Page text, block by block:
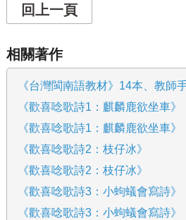
回上一頁
相關著作
《台灣閩南語教材》14本、教師
《歡喜唸歌詩1：麒麟鹿欲坐車》
《歡喜唸歌詩1：麒麟鹿欲坐車》
《歡喜唸歌詩2：枝仔冰》
《歡喜唸歌詩2：枝仔冰》
《歡喜唸歌詩3：小蚼蟻會寫詩》
《歡喜唸歌詩3：小蚼蟻會寫詩》